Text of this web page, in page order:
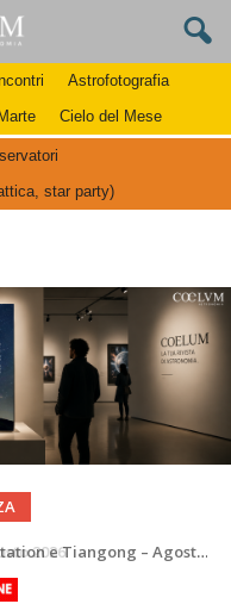
Astrofotografia
Cielo del Mese
star party)
Transiti di ISS International Space Station e Tiangong – Agosto 2026
2026